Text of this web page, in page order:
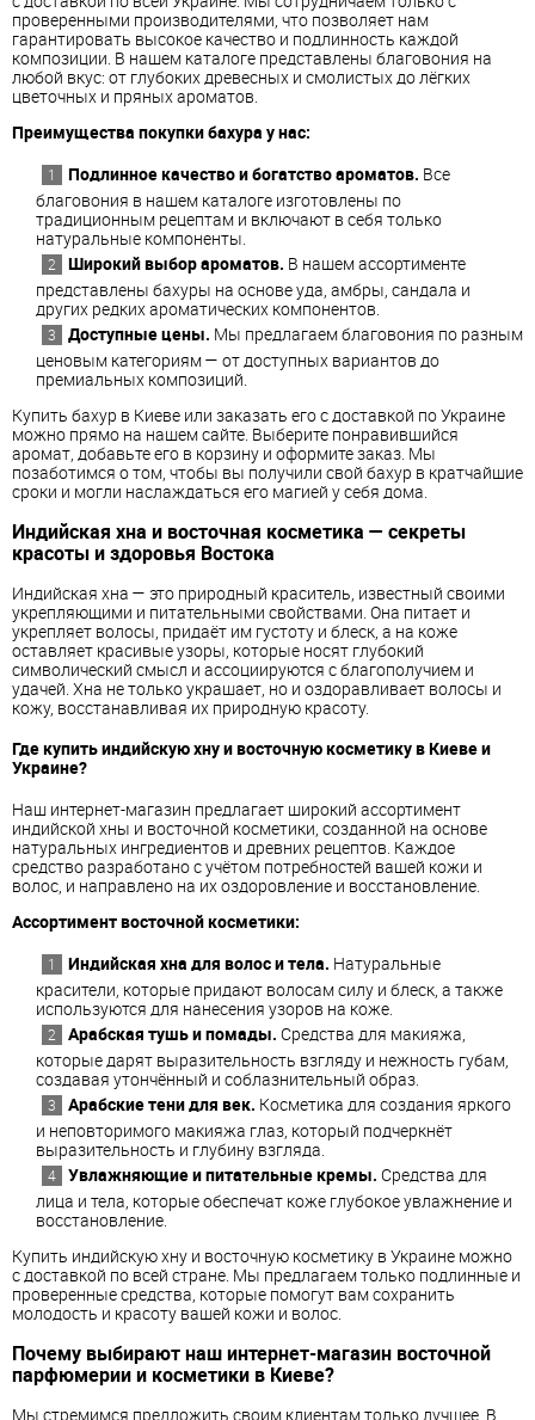
проверенными производителями, что позволяет нам
гарантировать высокое качество и подлинность каждой
композиции. В нашем каталоге представлены благовония на
любой вкус: от глубоких древесных и смолистых до лёгких
цветочных и пряных ароматов.
Преимущества покупки бахура у нас:
Подлинное качество и богатство ароматов. Все
благовония в нашем каталоге изготовлены по
традиционным рецептам и включают в себя только
натуральные компоненты.
Широкий выбор ароматов. В нашем ассортименте
представлены бахуры на основе уда, амбры, сандала и
других редких ароматических компонентов.
Доступные цены. Мы предлагаем благовония по разным
ценовым категориям — от доступных вариантов до
премиальных композиций.
Купить бахур в Киеве или заказать его с доставкой по Украине
можно прямо на нашем сайте. Выберите понравившийся
аромат, добавьте его в корзину и оформите заказ. Мы
позаботимся о том, чтобы вы получили свой бахур в кратчайшие
сроки и могли наслаждаться его магией у себя дома.
Индийская хна и восточная косметика — секреты
красоты и здоровья Востока
Индийская хна — это природный краситель, известный своими
укрепляющими и питательными свойствами. Она питает и
укрепляет волосы, придаёт им густоту и блеск, а на коже
оставляет красивые узоры, которые носят глубокий
символический смысл и ассоциируются с благополучием и
удачей. Хна не только украшает, но и оздоравливает волосы и
кожу, восстанавливая их природную красоту.
Где купить индийскую хну и восточную косметику в Киеве и
Украине?
Наш интернет-магазин предлагает широкий ассортимент
индийской хны и восточной косметики, созданной на основе
натуральных ингредиентов и древних рецептов. Каждое
средство разработано с учётом потребностей вашей кожи и
волос, и направлено на их оздоровление и восстановление.
Ассортимент восточной косметики:
Индийская хна для волос и тела. Натуральные
красители, которые придают волосам силу и блеск, а также
используются для нанесения узоров на коже.
Арабская тушь и помады. Средства для макияжа,
которые дарят выразительность взгляду и нежность губам,
создавая утончённый и соблазнительный образ.
Арабские тени для век. Косметика для создания яркого
и неповторимого макияжа глаз, который подчеркнёт
выразительность и глубину взгляда.
Увлажняющие и питательные кремы. Средства для
лица и тела, которые обеспечат коже глубокое увлажнение и
восстановление.
Купить индийскую хну и восточную косметику в Украине можно
с доставкой по всей стране. Мы предлагаем только подлинные и
проверенные средства, которые помогут вам сохранить
молодость и красоту вашей кожи и волос.
Почему выбирают наш интернет-магазин восточной
парфюмерии и косметики в Киеве?
Мы стремимся предложить своим клиентам только лучшее. В